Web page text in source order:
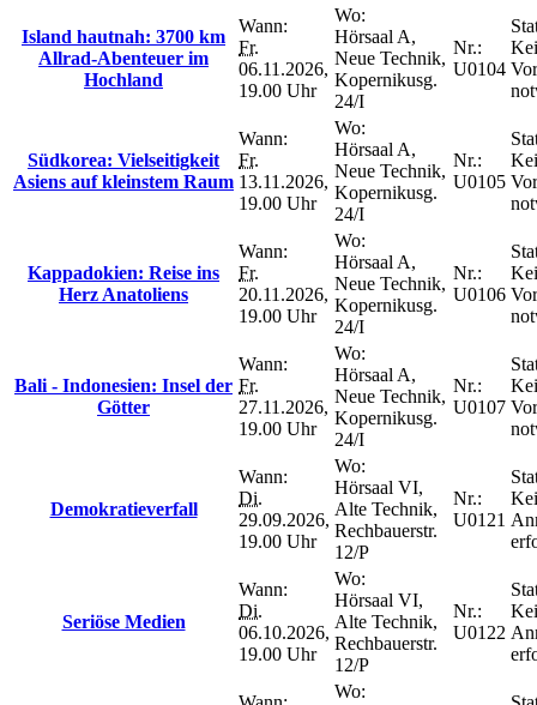
Island hautnah: 3700 km
Allrad-Abenteuer im
Hochland
Wann:
Fr.
06.11.2026,
19.00 Uhr
Wo:
Hörsaal A,
Neue Technik,
Kopernikusg.
24/I
Nr.:
U0104
Südkorea: Vielseitigkeit
Asiens auf kleinstem Raum
Wann:
Fr.
13.11.2026,
19.00 Uhr
Wo:
Hörsaal A,
Neue Technik,
Kopernikusg.
24/I
Nr.:
U0105
Kappadokien: Reise ins
Herz Anatoliens
Wann:
Fr.
20.11.2026,
19.00 Uhr
Wo:
Hörsaal A,
Neue Technik,
Kopernikusg.
24/I
Nr.:
U0106
Bali - Indonesien: Insel der
Götter
Wann:
Fr.
27.11.2026,
19.00 Uhr
Wo:
Hörsaal A,
Neue Technik,
Kopernikusg.
24/I
Nr.:
U0107
Demokratieverfall
Wann:
Di.
29.09.2026,
19.00 Uhr
Wo:
Hörsaal VI,
Alte Technik,
Rechbauerstr.
12/P
Nr.:
U0121
Seriöse Medien
Wann:
Di.
06.10.2026,
19.00 Uhr
Wo:
Hörsaal VI,
Alte Technik,
Rechbauerstr.
12/P
Nr.:
U0122
Wo: